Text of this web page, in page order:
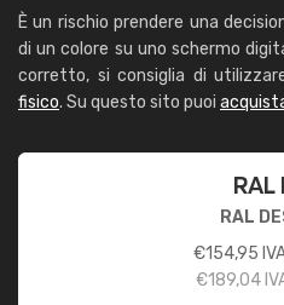
È un rischio prendere una
di un colore su uno schermo
corretto, si consiglia di
fisico. Su questo sito puoi
RAL
RAL
€154,95
€189,04